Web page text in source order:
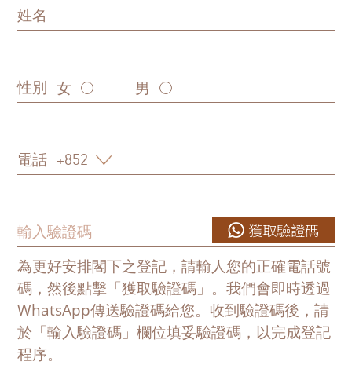
姓名
性別 女 男
電話
獲取驗證碼
為更好安排閣下之登記，請輸人您的正確電話號
碼，然後點擊「獲取驗證碼」。我們會即時透過
WhatsApp傳送驗證碼給您。收到驗證碼後，請
於「輸入驗證碼」欄位填妥驗證碼，以完成登記
程序。